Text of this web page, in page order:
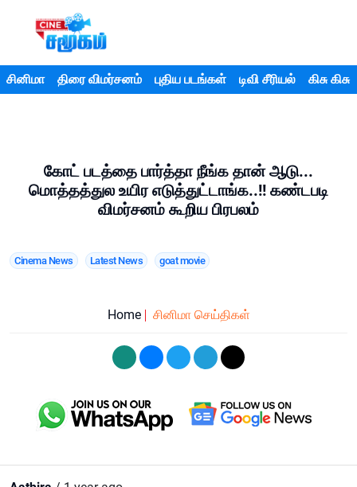
சினிமா திரை விமர்சனம் புதிய படங்கள் டிவி சீரியல் கிசு கிசு
கோட் படத்தை பார்த்தா நீங்க தான் ஆடு...
மொத்தத்துல உயிர எடுத்துட்டாங்க..!! கண்டபடி
விமர்சனம் கூறிய பிரபலம்
Cinema News Latest News goat movie
Home சினிமா செய்திகள்
Aathira / 1 year ago